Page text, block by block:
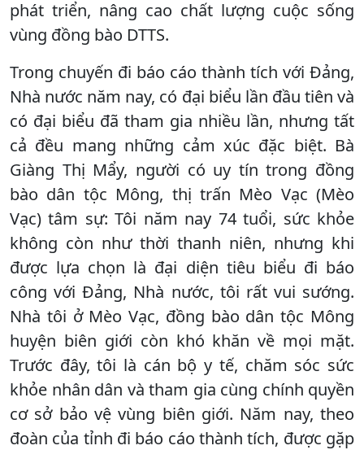
phát triển, nâng cao chất lượng cuộc sống
vùng đồng bào DTTS.
Trong chuyến đi báo cáo thành tích với Đảng,
Nhà nước năm nay, có đại biểu lần đầu tiên và
có đại biểu đã tham gia nhiều lần, nhưng tất
cả đều mang những cảm xúc đặc biệt. Bà
Giàng Thị Mẩy, người có uy tín trong đồng
bào dân tộc Mông, thị trấn Mèo Vạc (Mèo
Vạc) tâm sự: Tôi năm nay 74 tuổi, sức khỏe
không còn như thời thanh niên, nhưng khi
được lựa chọn là đại diện tiêu biểu đi báo
công với Đảng, Nhà nước, tôi rất vui sướng.
Nhà tôi ở Mèo Vạc, đồng bào dân tộc Mông
huyện biên giới còn khó khăn về mọi mặt.
Trước đây, tôi là cán bộ y tế, chăm sóc sức
khỏe nhân dân và tham gia cùng chính quyền
cơ sở bảo vệ vùng biên giới. Năm nay, theo
đoàn của tỉnh đi báo cáo thành tích, được gặp